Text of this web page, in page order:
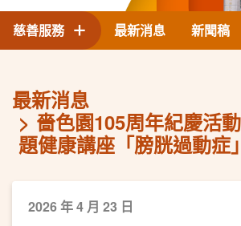
聯絡我們
最新消息 新聞稿
慈善服務
最新消息
嗇色園105周年紀慶活
題健康講座「膀胱過動症」
2026 年 4 月 23 日